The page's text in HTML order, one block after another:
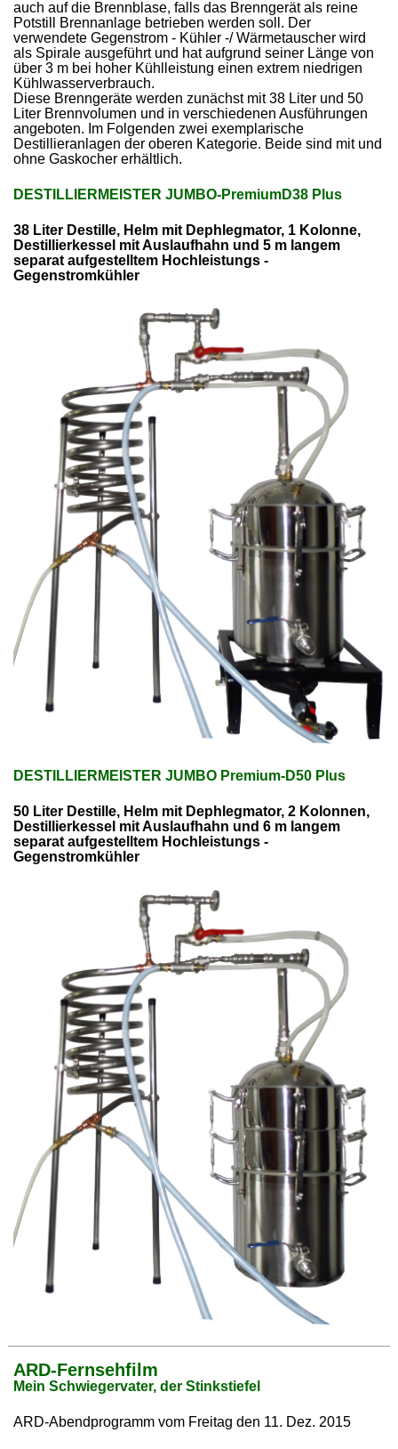
auch auf die Brennblase, falls das Brenngerät als reine
Potstill Brennanlage betrieben werden soll. Der
verwendete Gegenstrom - Kühler -/ Wärmetauscher wird
als Spirale ausgeführt und hat aufgrund seiner Länge von
über 3 m bei hoher Kühlleistung einen extrem niedrigen
Kühlwasserverbrauch.
Diese Brenngeräte werden zunächst mit 38 Liter und 50
Liter Brennvolumen und in verschiedenen Ausführungen
angeboten. Im Folgenden zwei exemplarische
Destillieranlagen der oberen Kategorie. Beide sind mit und
ohne Gaskocher erhältlich.
DESTILLIERMEISTER JUMBO-PremiumD38 Plus
38 Liter Destille, Helm mit Dephlegmator, 1 Kolonne,
Destillierkessel mit Auslaufhahn und 5 m langem
separat aufgestelltem Hochleistungs -
Gegenstromkühler
DESTILLIERMEISTER JUMBO Premium-D50 Plus
50 Liter Destille, Helm mit Dephlegmator, 2 Kolonnen,
Destillierkessel mit Auslaufhahn und 6 m langem
separat aufgestelltem Hochleistungs -
Gegenstromkühler
ARD-Fernsehfilm
Mein Schwiegervater, der Stinkstiefel
ARD-Abendprogramm vom Freitag den 11. Dez. 2015